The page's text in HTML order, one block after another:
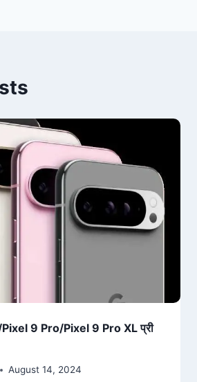
9 Pro/Pixel 9 Pro XL प्री
August 14, 2024